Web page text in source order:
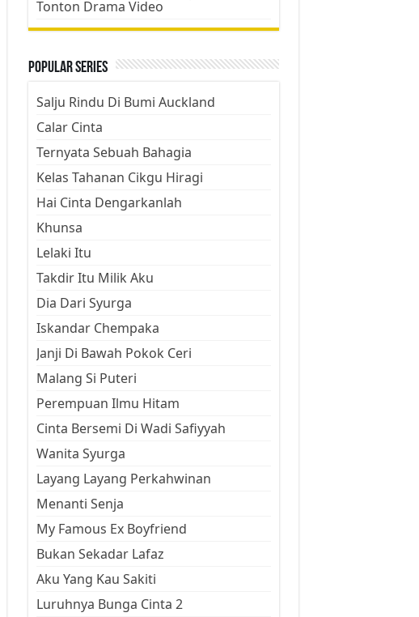
Tonton Drama Video
Popular Series
Salju Rindu Di Bumi Auckland
Calar Cinta
Ternyata Sebuah Bahagia
Kelas Tahanan Cikgu Hiragi
Hai Cinta Dengarkanlah
Khunsa
Lelaki Itu
Takdir Itu Milik Aku
Dia Dari Syurga
Iskandar Chempaka
Janji Di Bawah Pokok Ceri
Malang Si Puteri
Perempuan Ilmu Hitam
Cinta Bersemi Di Wadi Safiyyah
Wanita Syurga
Layang Layang Perkahwinan
Menanti Senja
My Famous Ex Boyfriend
Bukan Sekadar Lafaz
Aku Yang Kau Sakiti
Luruhnya Bunga Cinta 2